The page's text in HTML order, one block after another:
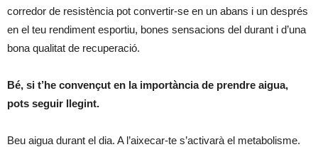
corredor de resistència pot convertir-se en un abans i un després
en el teu rendiment esportiu, bones sensacions del durant i d’una
bona qualitat de recuperació.
Bé, si t’he convençut en la importància de prendre aigua,
pots seguir llegint.
Beu aigua durant el dia. A l’aixecar-te s’activarà el metabolisme.